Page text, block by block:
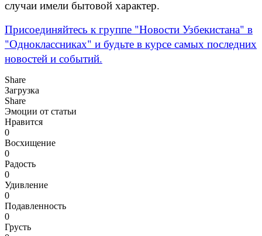
случаи имели бытовой характер.
Присоединяйтесь к группе "Новости Узбекистана" в
"Одноклассниках" и будьте в курсе самых последних
новостей и событий.
Share
Загрузка
Share
Эмоции от статьи
Нравится
0
Восхищение
0
Радость
0
Удивление
0
Подавленность
0
Грусть